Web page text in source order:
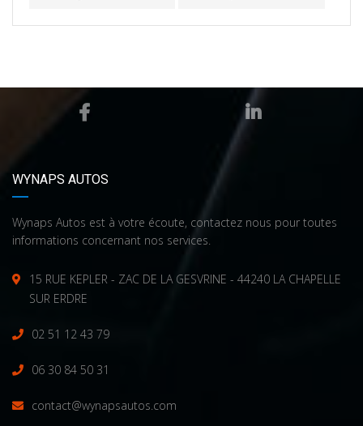
WYNAPS AUTOS
Wynaps Autos est à votre écoute, contactez nous pour toutes
informations concernant nos services.
15 RUE KEPLER - ZAC DE LA GESVRINE - 44240 LA CHAPELLE
SUR ERDRE
02 51 12 43 79
06 30 84 50 31
contact@wynapsautos.com